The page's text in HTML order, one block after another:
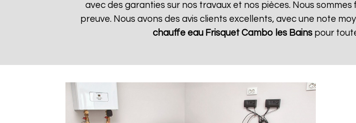
avec des garanties sur nos travaux et nos pièces. Nous
preuve. Nous avons des avis clients excellents, avec une note
chauffe eau Frisquet Cambo les Bains pour